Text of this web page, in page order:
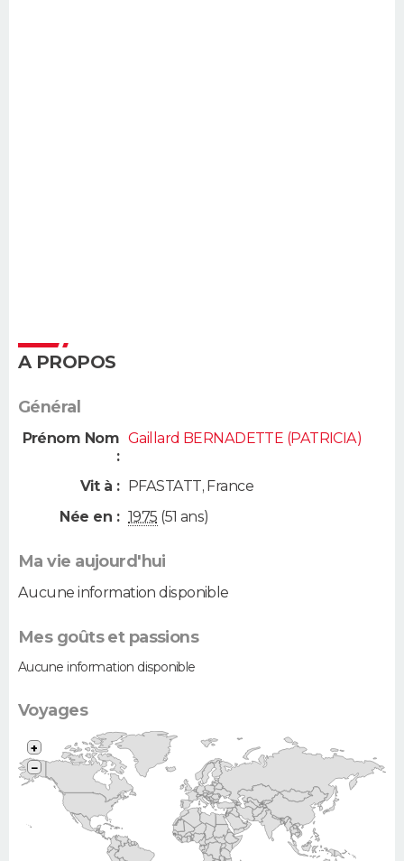
A PROPOS
Général
Prénom Nom
:
Gaillard BERNADETTE (PATRICIA)
Vit à : PFASTATT, France
Née en : 1975 (51 ans)
Ma vie aujourd'hui
Aucune information disponible
Mes goûts et passions
Aucune information disponible
Voyages
+
−